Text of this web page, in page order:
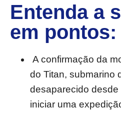
Entenda a
em pontos:
A confirmação da
do Titan, submarino
desaparecido
iniciar uma